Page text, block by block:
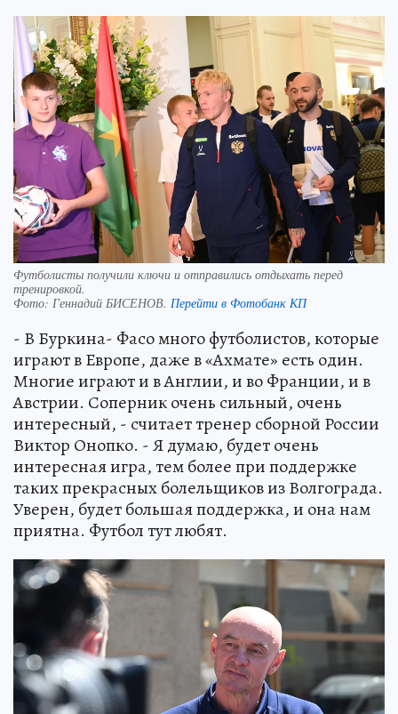
Футболисты получили ключи и отправились отдыхать перед
тренировкой.
Фото: Геннадий БИСЕНОВ. Перейти в Фотобанк КП
- В Буркина- Фасо много футболистов, которые
играют в Европе, даже в «Ахмате» есть один.
Многие играют и в Англии, и во Франции, и в
Австрии. Соперник очень сильный, очень
интересный, - считает тренер сборной России
Виктор Онопко. - Я думаю, будет очень
интересная игра, тем более при поддержке
таких прекрасных болельщиков из Волгограда.
Уверен, будет большая поддержка, и она нам
приятна. Футбол тут любят.